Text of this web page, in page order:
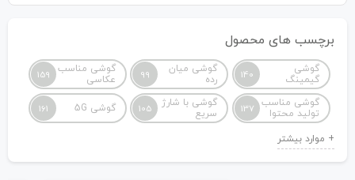
برچسب های محصول
گوشی
گیمینگ
140
گوشی میان
رده
99
گوشی مناسب
عکاسی
159
گوشی مناسب
تولید محتوا
137
گوشی با شارژ
سریع
105 گوشی 5G 161